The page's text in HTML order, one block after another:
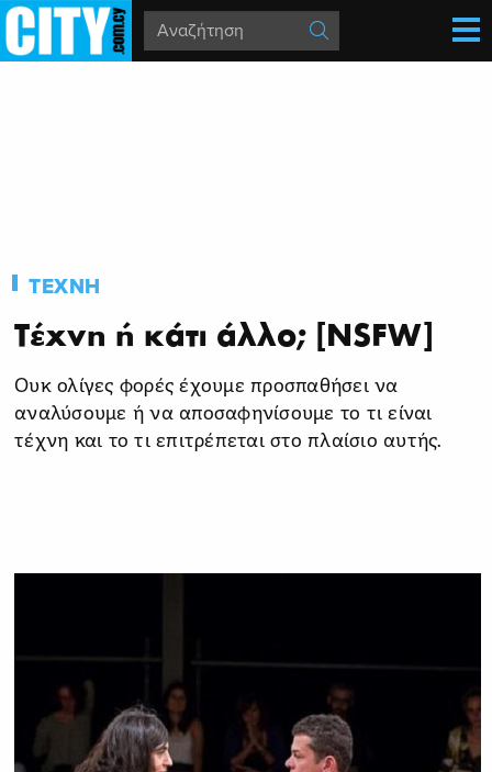
ΤΕΧΝΗ
Τέχνη ή κάτι άλλο; [NSFW]
Ουκ ολίγες φορές έχουμε προσπαθήσει να
αναλύσουμε ή να αποσαφηνίσουμε το τι είναι
τέχνη και το τι επιτρέπεται στο πλαίσιο αυτής.